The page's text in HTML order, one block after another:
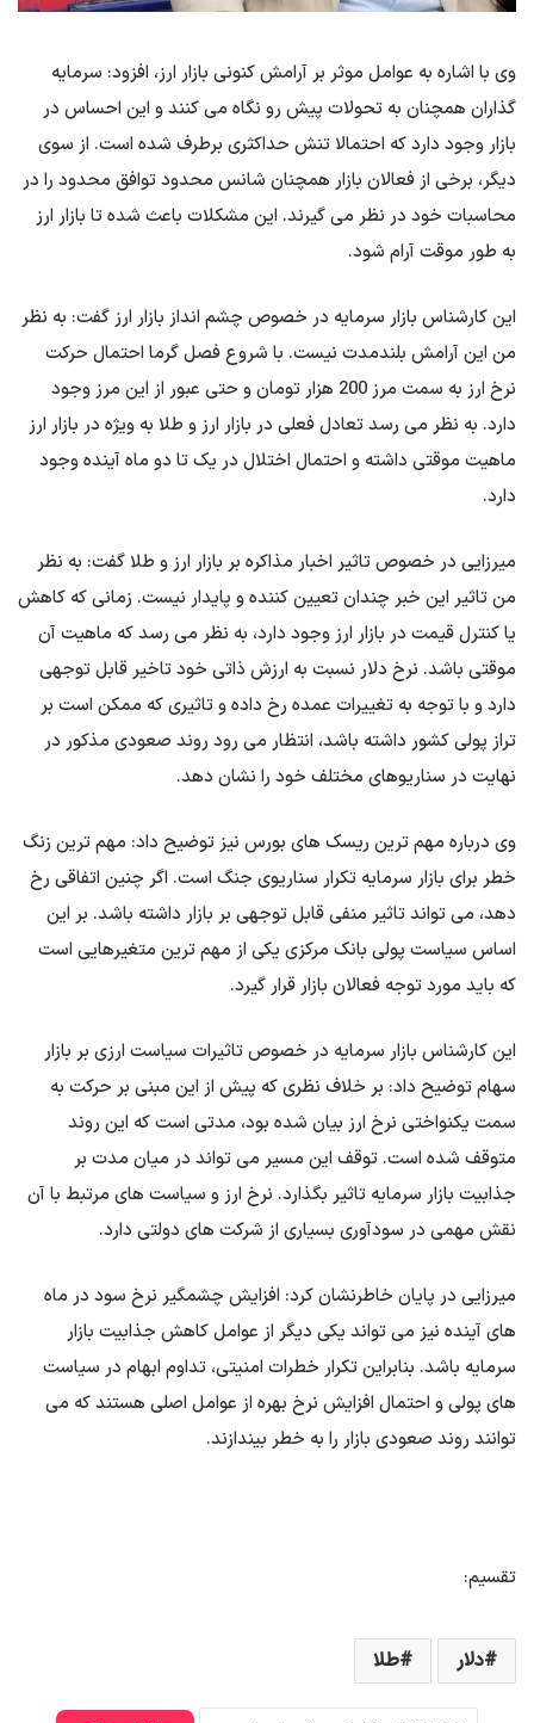
وی با اشاره به عوامل موثر بر آرامش کنونی بازار ارز، افزود: سرمایه
گذاران همچنان به تحولات پیش رو نگاه می کنند و این احساس در
بازار وجود دارد که احتمالا تنش حداکثری برطرف شده است. از سوی
دیگر، برخی از فعالان بازار همچنان شانس محدود توافق محدود را در
محاسبات خود در نظر می گیرند. این مشکلات باعث شده تا بازار ارز
به طور موقت آرام شود.
این کارشناس بازار سرمایه در خصوص چشم انداز بازار ارز گفت: به نظر
من این آرامش بلندمدت نیست. با شروع فصل گرما احتمال حرکت
نرخ ارز به سمت مرز 200 هزار تومان و حتی عبور از این مرز وجود
دارد. به نظر می رسد تعادل فعلی در بازار ارز و طلا به ویژه در بازار ارز
ماهیت موقتی داشته و احتمال اختلال در یک تا دو ماه آینده وجود
دارد.
میرزایی در خصوص تاثیر اخبار مذاکره بر بازار ارز و طلا گفت: به نظر
من تاثیر این خبر چندان تعیین کننده و پایدار نیست. زمانی که کاهش
یا کنترل قیمت در بازار ارز وجود دارد، به نظر می رسد که ماهیت آن
موقتی باشد. نرخ دلار نسبت به ارزش ذاتی خود تاخیر قابل توجهی
دارد و با توجه به تغییرات عمده رخ داده و تاثیری که ممکن است بر
تراز پولی کشور داشته باشد، انتظار می رود روند صعودی مذکور در
نهایت در سناریوهای مختلف خود را نشان دهد.
وی درباره مهم ترین ریسک های بورس نیز توضیح داد: مهم ترین زنگ
خطر برای بازار سرمایه تکرار سناریوی جنگ است. اگر چنین اتفاقی رخ
دهد، می تواند تاثیر منفی قابل توجهی بر بازار داشته باشد. بر این
اساس سیاست پولی بانک مرکزی یکی از مهم ترین متغیرهایی است
که باید مورد توجه فعالان بازار قرار گیرد.
این کارشناس بازار سرمایه در خصوص تاثیرات سیاست ارزی بر بازار
سهام توضیح داد: بر خلاف نظری که پیش از این مبنی بر حرکت به
سمت یکنواختی نرخ ارز بیان شده بود، مدتی است که این روند
متوقف شده است. توقف این مسیر می تواند در میان مدت بر
جذابیت بازار سرمایه تاثیر بگذارد. نرخ ارز و سیاست های مرتبط با آن
نقش مهمی در سودآوری بسیاری از شرکت های دولتی دارد.
میرزایی در پایان خاطرنشان کرد: افزایش چشمگیر نرخ سود در ماه
های آینده نیز می تواند یکی دیگر از عوامل کاهش جذابیت بازار
سرمایه باشد. بنابراین تکرار خطرات امنیتی، تداوم ابهام در سیاست
های پولی و احتمال افزایش نرخ بهره از عوامل اصلی هستند که می
توانند روند صعودی بازار را به خطر بیندازند.
تقسیم:
دلار طلا